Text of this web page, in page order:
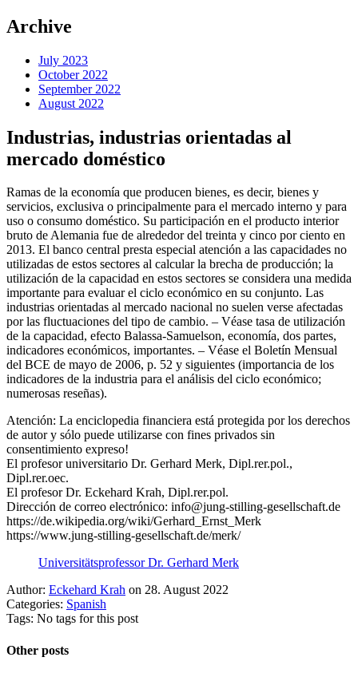
Archive
July 2023
October 2022
September 2022
August 2022
Industrias, industrias orientadas al
mercado doméstico
Ramas de la economía que producen bienes, es decir, bienes y
servicios, exclusiva o principalmente para el mercado interno y para
uso o consumo doméstico. Su participación en el producto interior
bruto de Alemania fue de alrededor del treinta y cinco por ciento en
2013. El banco central presta especial atención a las capacidades no
utilizadas de estos sectores al calcular la brecha de producción; la
utilización de la capacidad en estos sectores se considera una medida
importante para evaluar el ciclo económico en su conjunto. Las
industrias orientadas al mercado nacional no suelen verse afectadas
por las fluctuaciones del tipo de cambio. – Véase tasa de utilización
de la capacidad, efecto Balassa-Samuelson, economía, dos partes,
indicadores económicos, importantes. – Véase el Boletín Mensual
del BCE de mayo de 2006, p. 52 y siguientes (importancia de los
indicadores de la industria para el análisis del ciclo económico;
numerosas reseñas).
Atención: La enciclopedia financiera está protegida por los derechos
de autor y sólo puede utilizarse con fines privados sin
consentimiento expreso!
El profesor universitario Dr. Gerhard Merk, Dipl.rer.pol.,
Dipl.rer.oec.
El profesor Dr. Eckehard Krah, Dipl.rer.pol.
Dirección de correo electrónico: info@jung-stilling-gesellschaft.de
https://de.wikipedia.org/wiki/Gerhard_Ernst_Merk
https://www.jung-stilling-gesellschaft.de/merk/
Universitätsprofessor Dr. Gerhard Merk
Author: Eckehard Krah on 28. August 2022
Categories: Spanish
Tags: No tags for this post
Other posts